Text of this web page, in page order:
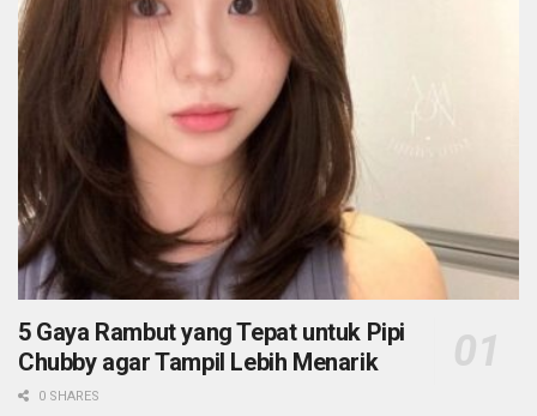
5 Gaya Rambut yang Tepat untuk Pipi
Chubby agar Tampil Lebih Menarik
0 SHARES